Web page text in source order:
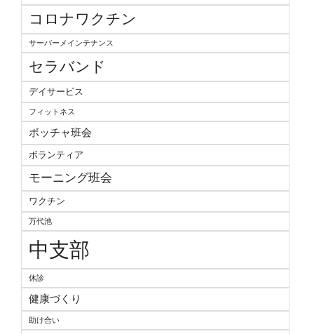
コロナワクチン
サーバーメインテナンス
セラバンド
デイサービス
フィットネス
ボッチャ班会
ボランティア
モーニング班会
ワクチン
万代池
中支部
休診
健康づくり
助け合い